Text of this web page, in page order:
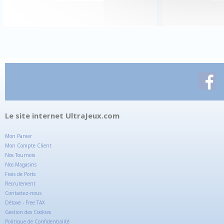
Le site internet UltraJeux.com
Mon Panier
Mon Compte Client
Nos Tournois
Nos Magasins
Frais de Ports
Recrutement
Contactez-nous
Détaxe - Free TAX
Gestion des Cookies
Politique de Confidentialité